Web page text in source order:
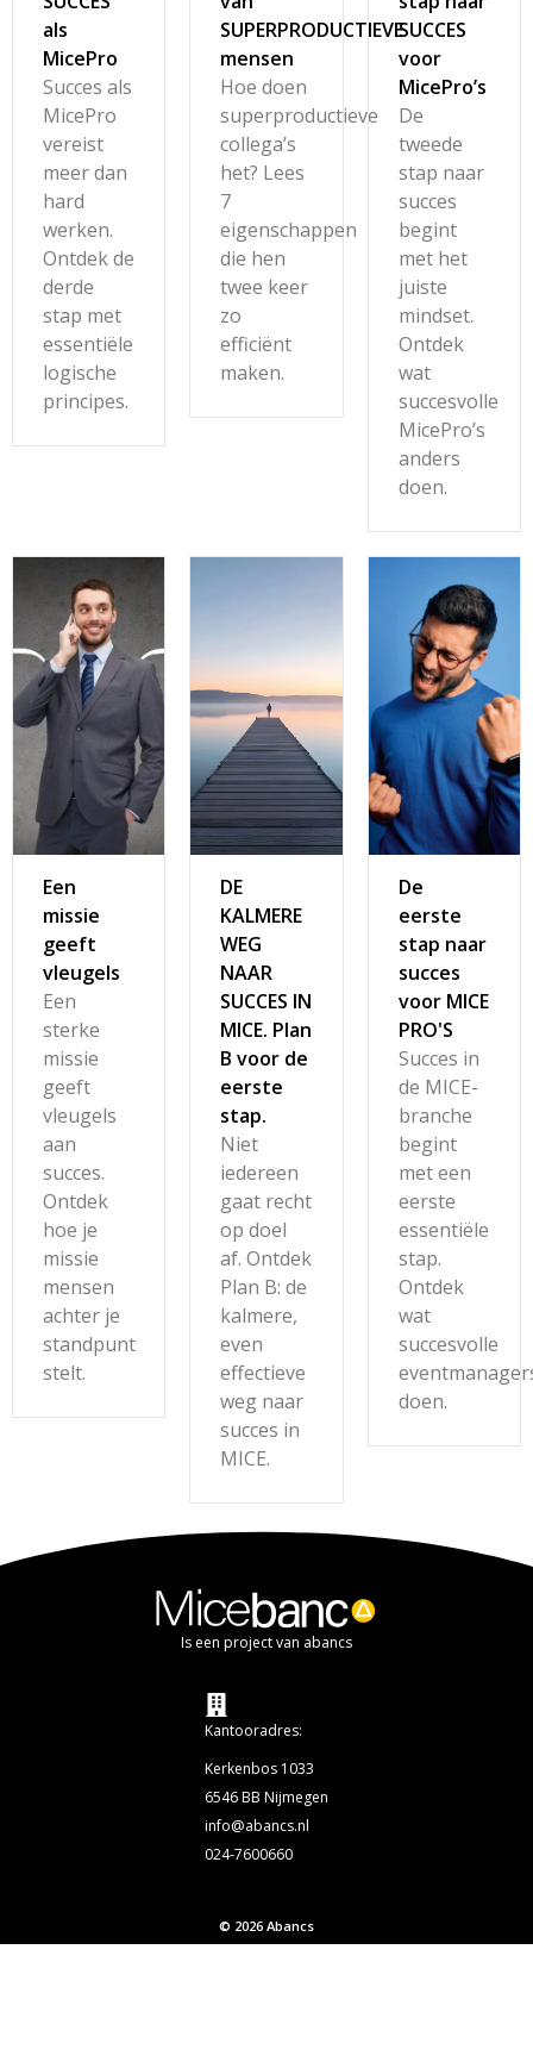
als
MicePro
Succes als
MicePro
vereist
meer dan
hard
werken.
Ontdek de
derde
stap met
essentiële
logische
principes.
SUPERPRODUCTIEVE
mensen
Hoe doen
superproductieve
collega’s
het? Lees
7
eigenschappen
die hen
twee keer
zo
efficiënt
maken.
SUCCES
voor
MicePro’s
De
tweede
stap naar
succes
begint
met het
juiste
mindset.
Ontdek
wat
succesvolle
MicePro’s
anders
doen.
Een
missie
geeft
vleugels
Een
sterke
missie
geeft
vleugels
aan
succes.
Ontdek
hoe je
missie
mensen
achter je
standpunt
stelt.
DE
KALMERE
WEG
NAAR
SUCCES IN
MICE. Plan
B voor de
eerste
stap.
Niet
iedereen
gaat recht
op doel
af. Ontdek
Plan B: de
kalmere,
even
effectieve
weg naar
succes in
MICE.
De
eerste
stap naar
succes
voor MICE
PRO'S
Succes in
de MICE-
branche
begint
met een
eerste
essentiële
stap.
Ontdek
wat
succesvolle
doen.
Is een project van abancs
Kantooradres:
Kerkenbos 1033
6546 BB Nijmegen
info@abancs.nl
024-7600660
© 2026 Abancs